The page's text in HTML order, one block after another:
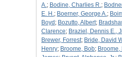
A.; Bodine, Charlies R.;
E. H.; Boerner, George A.;
Boyd ; Bozutto, Albert;
Clarence; Braziel, Dennis E.,
Brewer, Forrest; Bride, David
Henry; Broome, Bob; Broome,